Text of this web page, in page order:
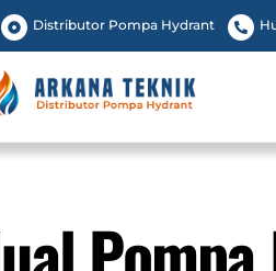
Distributor Pompa Hydrant